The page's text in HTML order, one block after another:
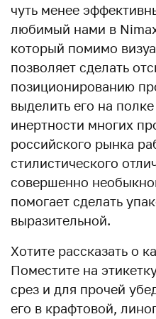
чуть менее
любимый нами в
который помимо
позволяет сделать
позиционированию
выделить его на
инертности многих
российского рынка
стилистического
совершенно
помогает сделать
выразительной.
Хотите рассказать о
Поместите на
срез и для прочей
его в крафтовой,